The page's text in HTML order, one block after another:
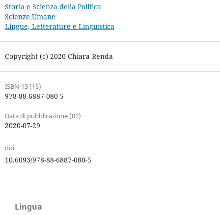
Storia e Scienza della Politica
Scienze Umane
Lingue, Letterature e Linguistica
Copyright (c) 2020 Chiara Renda
ISBN-13 (15)
978-88-6887-080-5
Data di pubblicazione (01)
2020-07-29
doi
10.6093/978-88-6887-080-5
Lingua